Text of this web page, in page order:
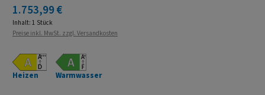
Regulärer Preis:
1.753,99 €
Inhalt: 1 Stück
Preise inkl. MwSt. zzgl. Versandkosten
Heizen Warmwasser